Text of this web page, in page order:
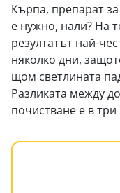
Кърпа, препарат
е нужно, нали? На
резултатът най-
няколко дни,
щом светлината
Разликата между
почистване е в